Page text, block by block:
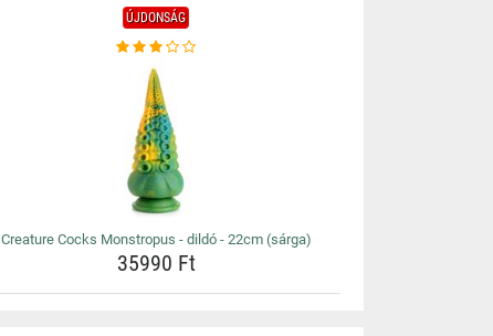
ÚJDONSÁG
Creature Cocks Monstropus - dildó - 22cm (sárga)
35990 Ft